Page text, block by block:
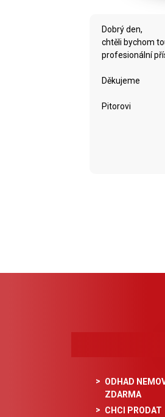
Dobrý den,
chtěli bychom
profesionální
Děkujeme
Pitorovi
ODHAD
ZDARMA
CHCI PRODAT